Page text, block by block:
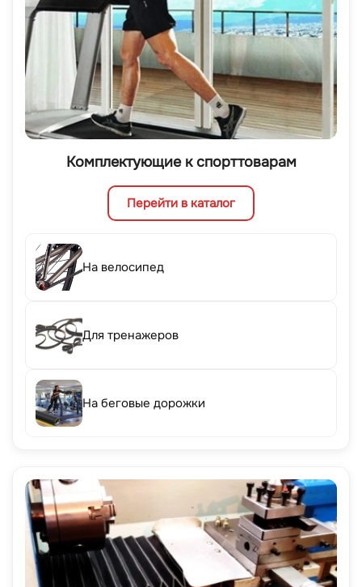
Комплектующие к спорттоварам
Перейти в каталог
На велосипед
Для тренажеров
На беговые дорожки